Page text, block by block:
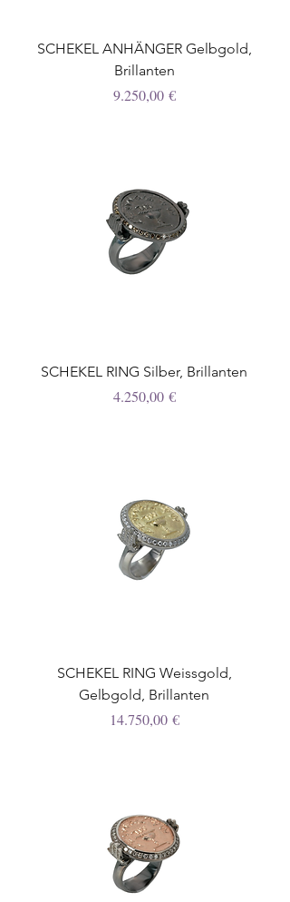
SCHEKEL ANHÄNGER Gelbgold,
Brillanten
Preis
9.250,00 €
SCHEKEL RING Silber, Brillanten
Preis
4.250,00 €
SCHEKEL RING Weissgold,
Gelbgold, Brillanten
Preis
14.750,00 €